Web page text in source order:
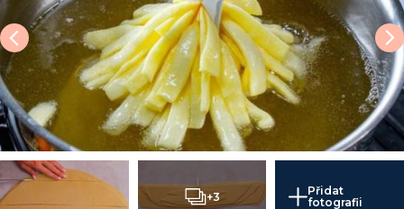
+3
Přidat
fotografii